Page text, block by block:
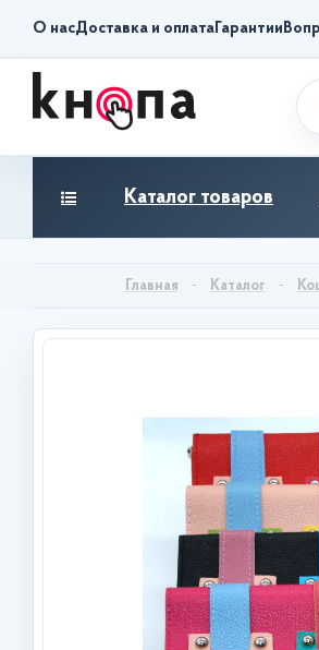
О насДоставка и оплата Гарантии
Каталог товаров
Каталог